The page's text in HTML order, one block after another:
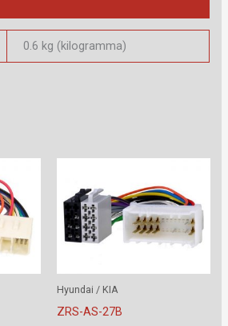
0.6 kg (kilogramma)
Hyundai / KIA
ZRS-AS-27B